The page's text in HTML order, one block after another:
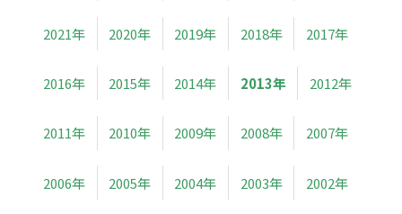
2021年 2020年 2019年 2018年 2017年
2016年 2015年 2014年 2013年 2012年
2011年 2010年 2009年 2008年 2007年
2006年 2005年 2004年 2003年 2002年